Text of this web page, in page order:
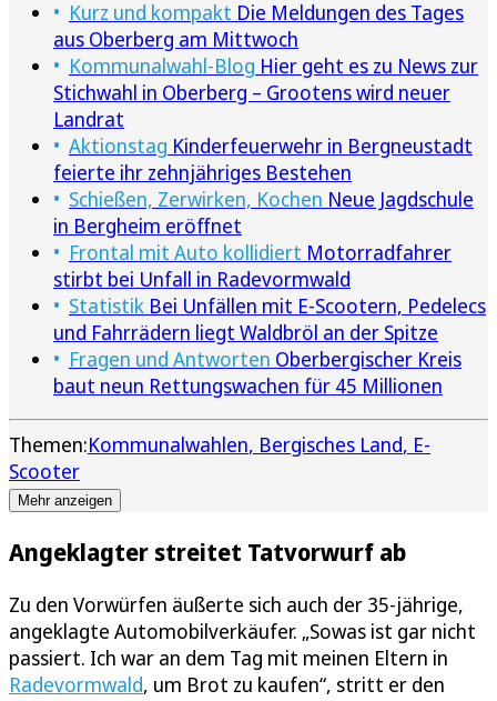
Kurz und kompakt Die Meldungen des Tages
aus Oberberg am Mittwoch
Kommunalwahl-Blog Hier geht es zu News zur
Stichwahl in Oberberg – Grootens wird neuer
Landrat
Aktionstag Kinderfeuerwehr in Bergneustadt
feierte ihr zehnjähriges Bestehen
Schießen, Zerwirken, Kochen Neue Jagdschule
in Bergheim eröffnet
Frontal mit Auto kollidiert Motorradfahrer
stirbt bei Unfall in Radevormwald
Statistik Bei Unfällen mit E-Scootern, Pedelecs
und Fahrrädern liegt Waldbröl an der Spitze
Fragen und Antworten Oberbergischer Kreis
baut neun Rettungswachen für 45 Millionen
Themen:Kommunalwahlen Bergisches Land E-
Scooter
Mehr anzeigen
Angeklagter streitet Tatvorwurf ab
Zu den Vorwürfen äußerte sich auch der 35-jährige,
angeklagte Automobilverkäufer. „Sowas ist gar nicht
passiert. Ich war an dem Tag mit meinen Eltern in
Radevormwald, um Brot zu kaufen“, stritt er den